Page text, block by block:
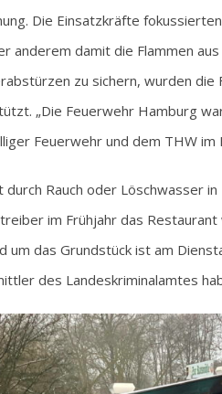
Die Einsatzkräfte
anderem damit die Flammen
zu sichern, wurden
„Die Feuerwehr Hamburg
Feuerwehr und dem THW im
Rauch oder Löschwasser
im Frühjahr das
um das Grundstück ist am
des Landeskriminalamtes